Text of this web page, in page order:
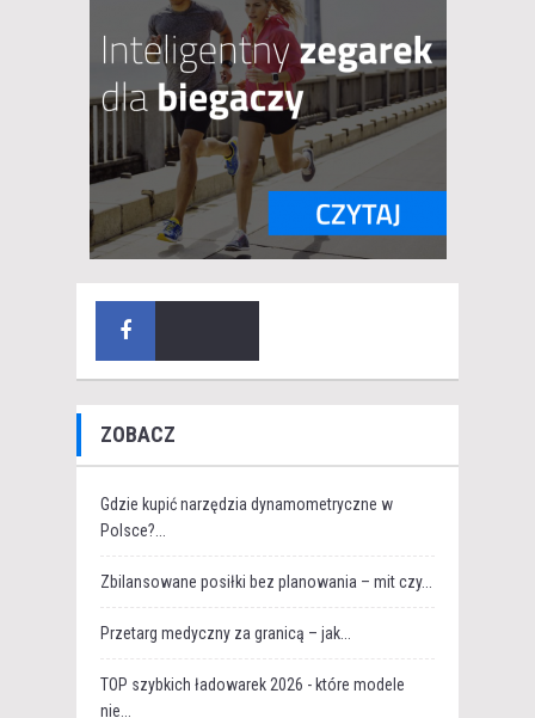
ZOBACZ
Gdzie kupić narzędzia dynamometryczne w
Polsce?...
Zbilansowane posiłki bez planowania – mit czy...
Przetarg medyczny za granicą – jak...
TOP szybkich ładowarek 2026 - które modele
nie...